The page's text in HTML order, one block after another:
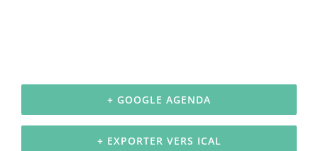
+ GOOGLE AGENDA
+ EXPORTER VERS ICAL